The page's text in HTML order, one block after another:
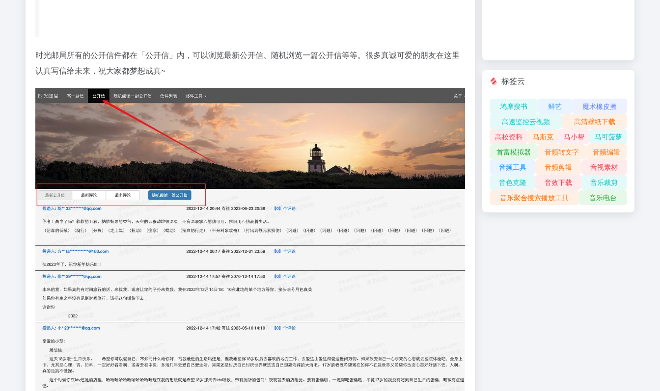
时光邮局所有的公开信件都在「公开信」内，可以浏览最新公开信、随机浏览一篇公开信等等。很多真诚可爱的朋友在这里
认真写信给未来，祝大家都梦想成真~
标签云
鸠摩搜书 鲜艺
魔术橡皮擦
高速监控云视频
高清壁纸下载
高校资料
马斯克 马小帮
马可菠萝
首富模拟器
音频转文字
音频编辑
音频工具
音频剪辑
音视素材
音色克隆
音效下载
音乐裁剪
音乐聚合搜索播放工具
音乐电台